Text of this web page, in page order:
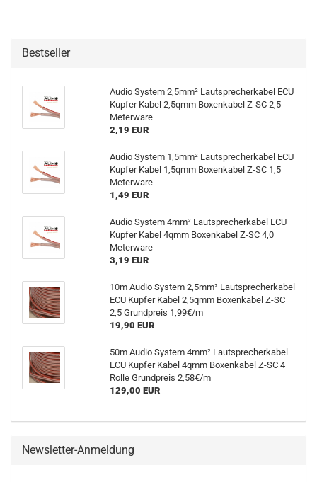
Bestseller
Audio System 2,5mm² Lautsprecherkabel ECU
Kupfer Kabel 2,5qmm Boxenkabel Z-SC 2,5
Meterware
2,19 EUR
Audio System 1,5mm² Lautsprecherkabel ECU
Kupfer Kabel 1,5qmm Boxenkabel Z-SC 1,5
Meterware
1,49 EUR
Audio System 4mm² Lautsprecherkabel ECU
Kupfer Kabel 4qmm Boxenkabel Z-SC 4,0
Meterware
3,19 EUR
10m Audio System 2,5mm² Lautsprecherkabel
ECU Kupfer Kabel 2,5qmm Boxenkabel Z-SC
2,5 Grundpreis 1,99€/m
19,90 EUR
50m Audio System 4mm² Lautsprecherkabel
ECU Kupfer Kabel 4qmm Boxenkabel Z-SC 4
Rolle Grundpreis 2,58€/m
129,00 EUR
Newsletter-Anmeldung